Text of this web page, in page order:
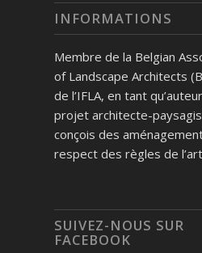
INFORMATIONS
Membre de la Belgian
of Landscape Architects
de l’IFLA, en tant
projet architecte-
conçois des
respect des règles de
SUIVEZ-NOUS SUR
FACEBOOK